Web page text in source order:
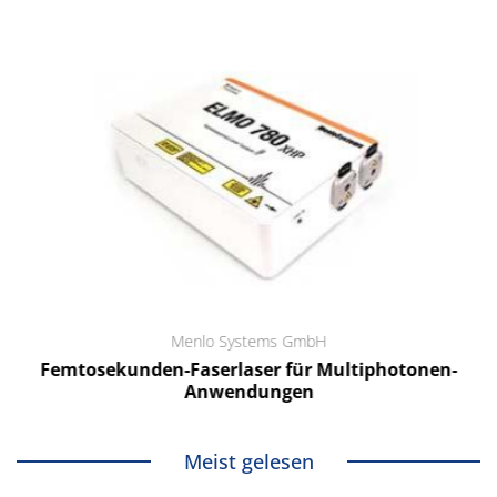
Menlo Systems GmbH
Femtosekunden-Faserlaser für Multiphotonen-
Anwendungen
Meist gelesen